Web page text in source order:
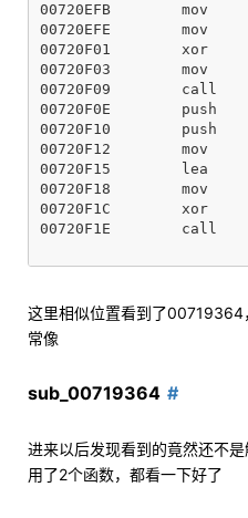
00720EFB        mov
00720EFE        mov
00720F01        xor
00720F03        mov
00720F09        call
00720F0E        push
00720F10        push
00720F12        mov
00720F15        lea
00720F18        mov
00720F1C        xor
00720F1E        call
这里相似位置看到了
常像
sub_00719364
进来以后发现看到的竟然还不
用了2个函数，都看一下好了